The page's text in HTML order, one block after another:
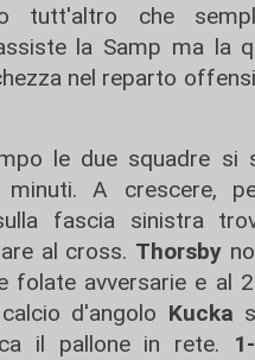
tutt'altro che
la Samp ma la
nel reparto
le due squadre si
minuti. A crescere,
fascia sinistra
al cross. Thorsby
folate avversarie e al
d'angolo Kucka
il pallone in rete.